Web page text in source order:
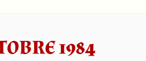
1984